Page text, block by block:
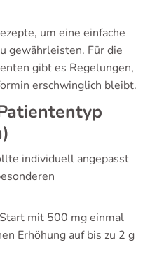
um eine einfache
gewährleisten. Für die
gibt es Regelungen,
erschwinglich bleibt.
individuell angepasst
mit 500 mg einmal
Erhöhung auf bis zu 2 g